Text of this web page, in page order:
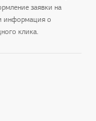
заявки на
информация о
клика.